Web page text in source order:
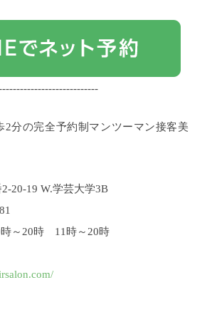
分の完全予約制マンツーマン接客美
20-19 W.学芸大学3B
時～20時 11時～20時